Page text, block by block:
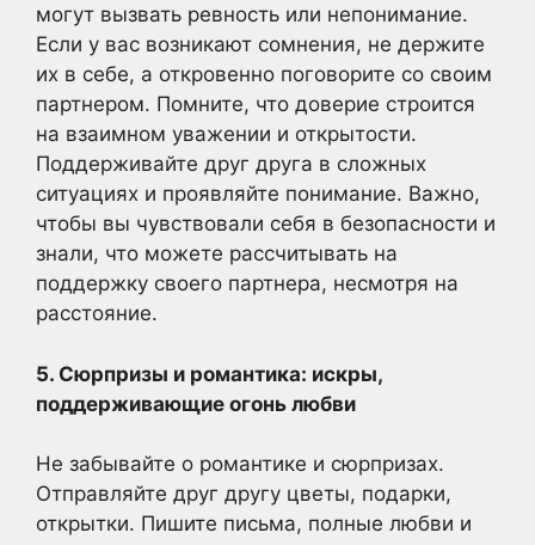
могут вызвать ревность или непонимание.
Если у вас возникают сомнения, не держите
их в себе, а откровенно поговорите со своим
партнером. Помните, что доверие строится
на взаимном уважении и открытости.
Поддерживайте друг друга в сложных
ситуациях и проявляйте понимание. Важно,
чтобы вы чувствовали себя в безопасности и
знали, что можете рассчитывать на
поддержку своего партнера, несмотря на
расстояние.
5. Сюрпризы и романтика: искры,
поддерживающие огонь любви
Не забывайте о романтике и сюрпризах.
Отправляйте друг другу цветы, подарки,
открытки. Пишите письма, полные любви и